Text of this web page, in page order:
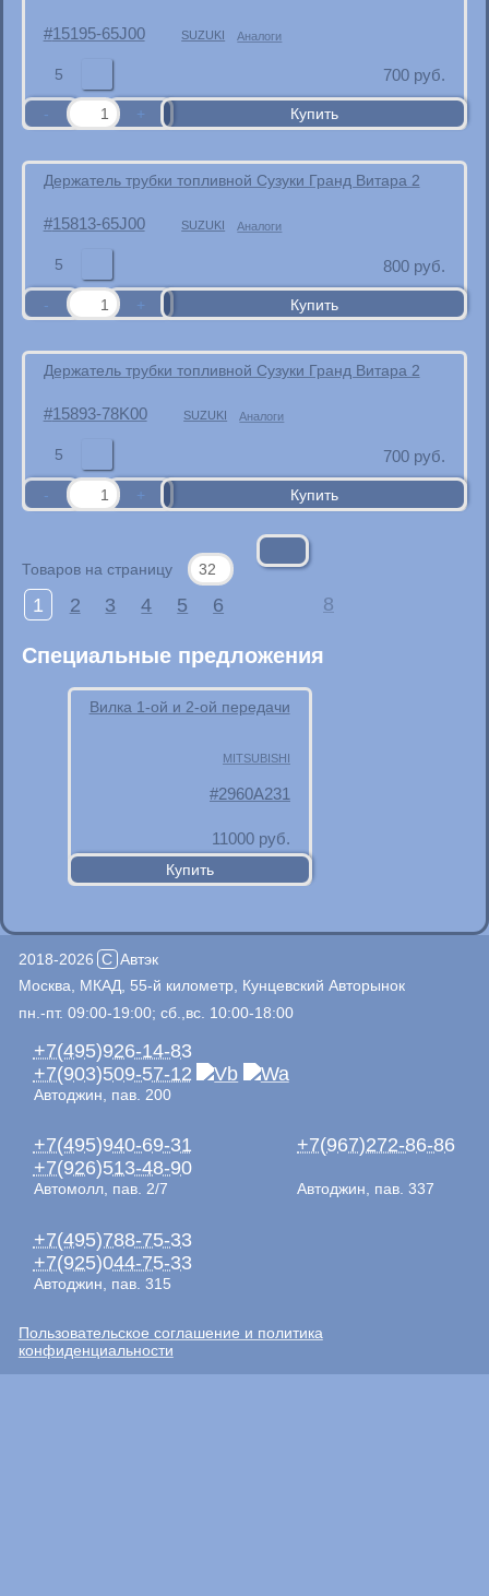
15195-65J00 SUZUKI Аналоги
5 700 руб.
Держатель трубки топливной Сузуки Гранд Витара 2
15813-65J00 SUZUKI Аналоги
5 800 руб.
Держатель трубки топливной Сузуки Гранд Витара 2
15893-78K00 SUZUKI Аналоги
5 700 руб.
Товаров на страницу
1 2 3 4 5 6 8
Специальные предложения
Вилка 1-ой и 2-ой передачи
MITSUBISHI
2960A231
11000 руб.
2018-2026 C Автэк
Москва, МКАД, 55-й километр, Кунцевский Авторынок
пн.-пт. 09:00-19:00; сб.,вс. 10:00-18:00
+7(495)926-14-83
+7(903)509-57-12
Автоджин, пав. 200
+7(495)940-69-31
+7(926)513-48-90
Автомолл, пав. 2/7
+7(967)272-86-86
Автоджин, пав. 337
+7(495)788-75-33
+7(925)044-75-33
Автоджин, пав. 315
Пользовательское соглашение и политика
конфиденциальности